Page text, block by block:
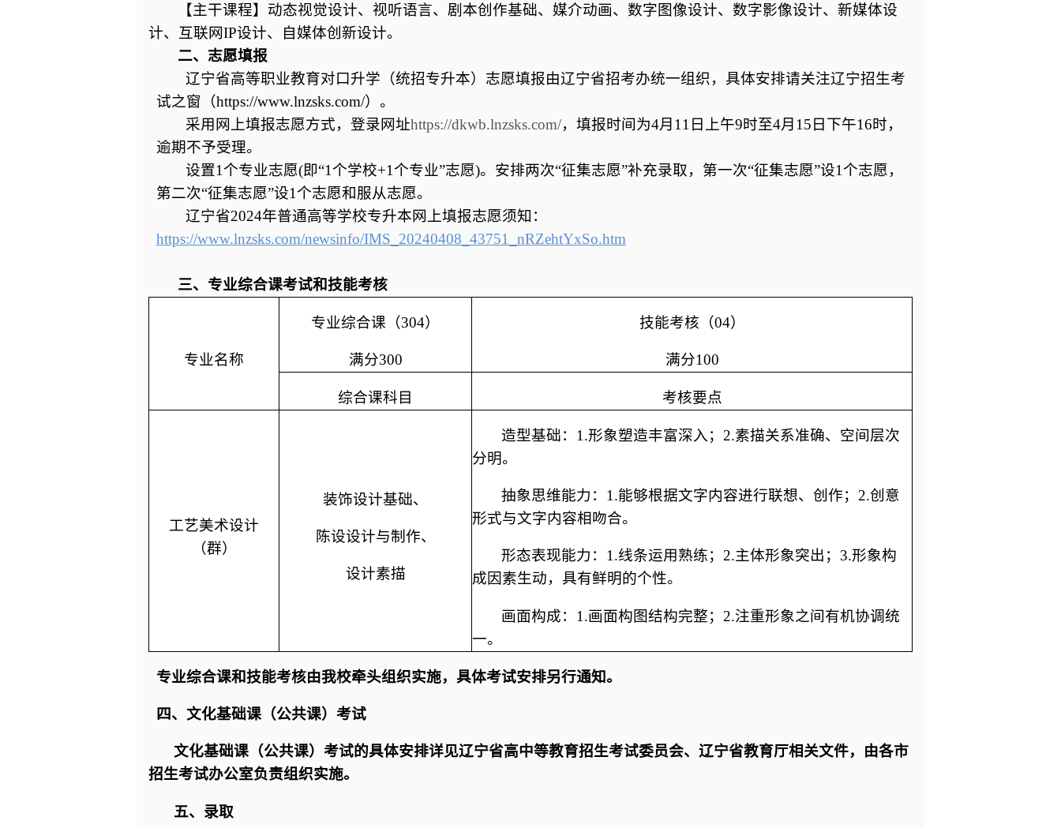
【主干课程】动态视觉设计、视听语言、剧本创作基础、媒介动画、数字图像设计、数字影像设计、新媒体设
计、互联网IP设计、自媒体创新设计。
二、志愿填报
辽宁省高等职业教育对口升学（统招专升本）志愿填报由辽宁省招考办统一组织，具体安排请关注辽宁招生考
试之窗（https://www.lnzsks.com/）。
采用网上填报志愿方式，登录网址https://dkwb.lnzsks.com/，填报时间为4月11日上午9时至4月15日下午16时，
逾期不予受理。
设置1个专业志愿(即“1个学校+1个专业”志愿)。安排两次“征集志愿”补充录取，第一次“征集志愿”设1个志愿，
第二次“征集志愿”设1个志愿和服从志愿。
辽宁省2024年普通高等学校专升本网上填报志愿须知：
https://www.lnzsks.com/newsinfo/IMS_20240408_43751_nRZehtYxSo.htm
三、专业综合课考试和技能考核
专业名称
专业综合课（304）
满分300
技能考核（04）
满分100
综合课科目 考核要点
工艺美术设计
（群）
装饰设计基础、
陈设设计与制作、
设计素描
造型基础：1.形象塑造丰富深入；2.素描关系准确、空间层次
分明。
抽象思维能力：1.能够根据文字内容进行联想、创作；2.创意
形式与文字内容相吻合。
形态表现能力：1.线条运用熟练；2.主体形象突出；3.形象构
成因素生动，具有鲜明的个性。
画面构成：1.画面构图结构完整；2.注重形象之间有机协调统
一。
专业综合课和技能考核由我校牵头组织实施，具体考试安排另行通知。
四、文化基础课（公共课）考试
文化基础课（公共课）考试的具体安排详见辽宁省高中等教育招生考试委员会、辽宁省教育厅相关文件，由各市
招生考试办公室负责组织实施。
五、录取